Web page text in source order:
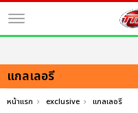
แกลเลอรี
หน้าแรก exclusive แกลเลอรี